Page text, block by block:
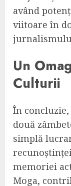
având
viitoare în
Un
Culturii
În
două
simplă
memoriei
Moga,